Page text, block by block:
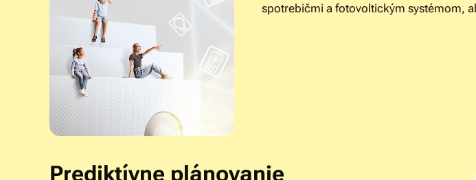
spotrebičmi a fotovoltickým systémom,
Prediktívne plánovanie